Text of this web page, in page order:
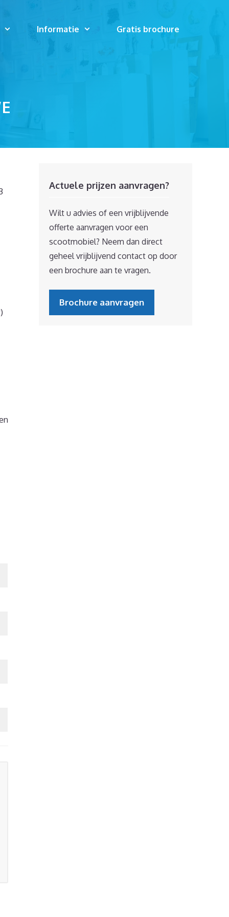
Informatie Gratis brochure
Actuele prijzen aanvragen?
Wilt u advies of een vrijblijvende
offerte aanvragen voor een
scootmobiel? Neem dan direct
geheel vrijblijvend contact op door
een brochure aan te vragen.
Brochure aanvragen